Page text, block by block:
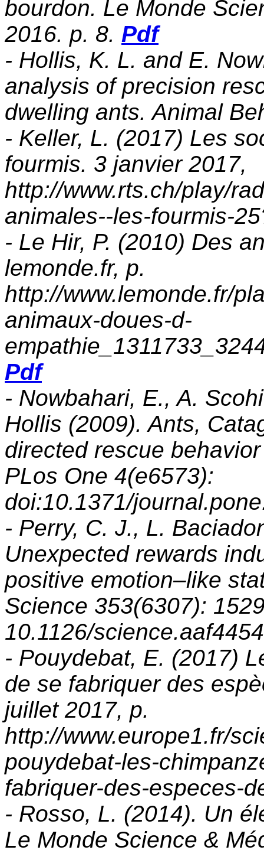
bourdon. Le Monde
2016. p. 8. Pdf
- Hollis, K. L. and E.
analysis of precision
dwelling ants. Animal
- Keller, L. (2017) Les
fourmis. 3 janvier 2017,
http://www.rts.ch/play/
animales--les-fourmis-
- Le Hir, P. (2010) Des
lemonde.fr, p.
http://www.lemonde.fr/
animaux-doues-d-
Pdf
- Nowbahari, E., A.
Hollis (2009). Ants,
directed rescue
PLos One 4(e6573):
doi:10.1371/
- Perry, C. J., L.
Unexpected rewards
positive emotion–like
Science 353(6307):
10.1126/
- Pouydebat, E. (2017)
de se fabriquer des
juillet 2017, p.
http://www.europe1.fr/
pouydebat-les-
fabriquer-des-especes-
- Rosso, L. (2014). Un
Le Monde Science &